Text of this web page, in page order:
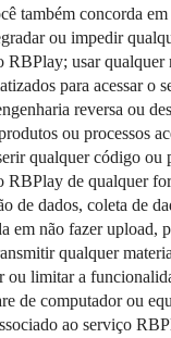
também concorda
ou impedir
RBPlay; usar qualquer
para acessar o
reversa ou
ou processos
qualquer código ou
RBPlay de qualquer
de dados, coleta de
em não fazer upload,
qualquer
ou limitar a
de computador ou
ao serviço